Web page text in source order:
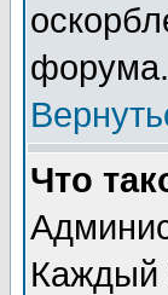
форума.
Что
Каждый